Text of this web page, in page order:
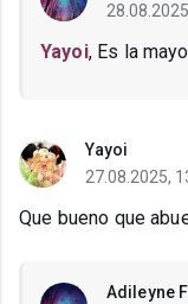
Yayoi, Es la
Yayoi
27.08.2025,
Que bueno que
Adileyne